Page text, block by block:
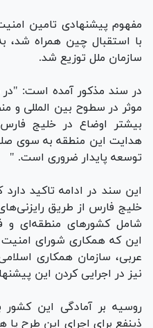
مفهوم پیشنهادی تامین
با استقبال چین همراه شد،
سازمان ملل توزیع شد.
در سند مذکور آمده است: "در
موثر در سطوح بین المللی و
بیشتر اوضاع در خلیج
هدایت این منطقه به سوی
توسعه پایدار ضروری است. "
این سند در ادامه تاکید
خلیج فارس از طریق
شامل کشور‌های منطقه‌ای
این که همکاری شورای امنیت
عربی، سازمان همکاری
نیز در اجرایی کردن این
روسیه بر آمادگی این
ذینفع برای اجرای این طرح